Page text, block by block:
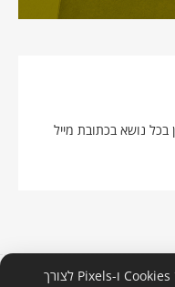
בכל נושא בכתובת מייל
אנו עושים שימוש בכלי ניטור אוטומטיים כגון Cookies ו-Pixels לצורך